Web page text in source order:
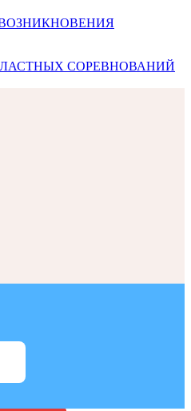
ВОЗНИКНОВЕНИЯ
СОРЕВНОВАНИЙ